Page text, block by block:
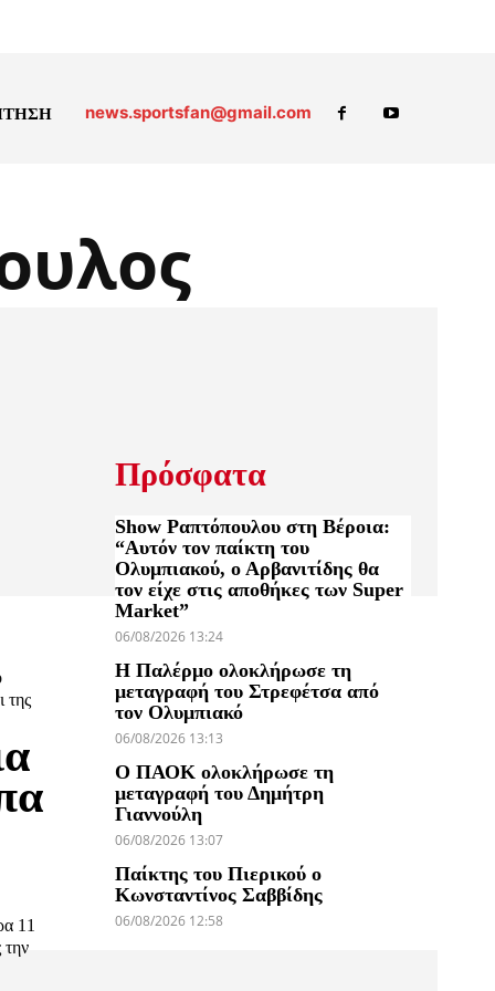
news.sportsfan@gmail.com
της
11
την
Πρόσφατα
Show Ραπτόπουλου στη Βέροια:
“Αυτόν τον παίκτη του
Ολυμπιακού, ο Αρβανιτίδης θα
τον είχε στις αποθήκες των Super
Market”
06/08/2026 13:24
Η Παλέρμο ολοκλήρωσε τη
μεταγραφή του Στρεφέτσα από
τον Ολυμπιακό
06/08/2026 13:13
Ο ΠΑΟΚ ολοκλήρωσε τη
μεταγραφή του Δημήτρη
Γιαννούλη
06/08/2026 13:07
Παίκτης του Πιερικού ο
Κωνσταντίνος Σαββίδης
06/08/2026 12:58